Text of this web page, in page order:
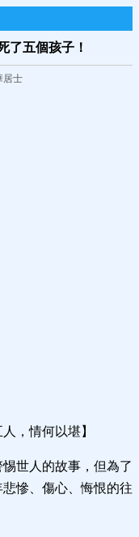
了五個孩子！
居士
，情何以堪】
世人的故事，但為了
慘、傷心、悔恨的往